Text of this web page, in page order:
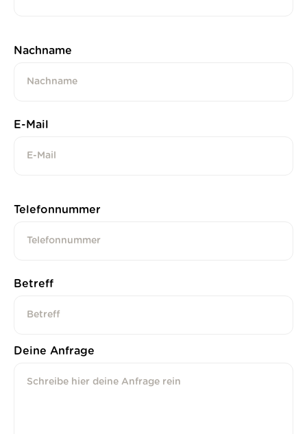
Nachname
E-Mail
Telefonnummer
Betreff
Deine Anfrage